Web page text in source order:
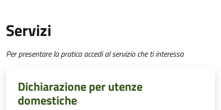
Servizi
Per presentare la pratica accedi al servizio che ti interessa
Dichiarazione per utenze
domestiche